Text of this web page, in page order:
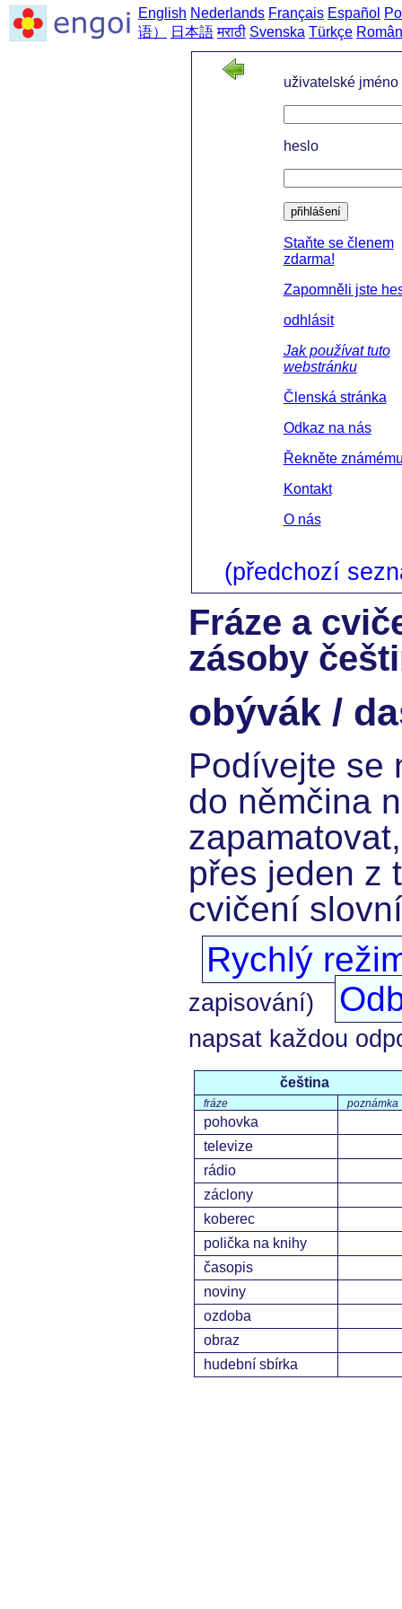
English Nederlands Français Español
语）
日本語 मराठी Svenska Türkçe
uživatelské jméno
heslo
přihlášení
Staňte se členem
zdarma!
Zapomněli jste
odhlásit
Jak používat tuto
webstránku
Členská stránka
Odkaz na nás
Řekněte
Kontakt
O nás
(předchozí
Fráze a
zásoby
obývák /
Podívejte se
do němčina
přes jeden z
cvičení
Rychlý
zapisování)
napsat každou
čeština
fráze poznámka
pohovka
televize
rádio
záclony
koberec
polička na knihy
časopis
noviny
ozdoba
obraz
hudební sbírka